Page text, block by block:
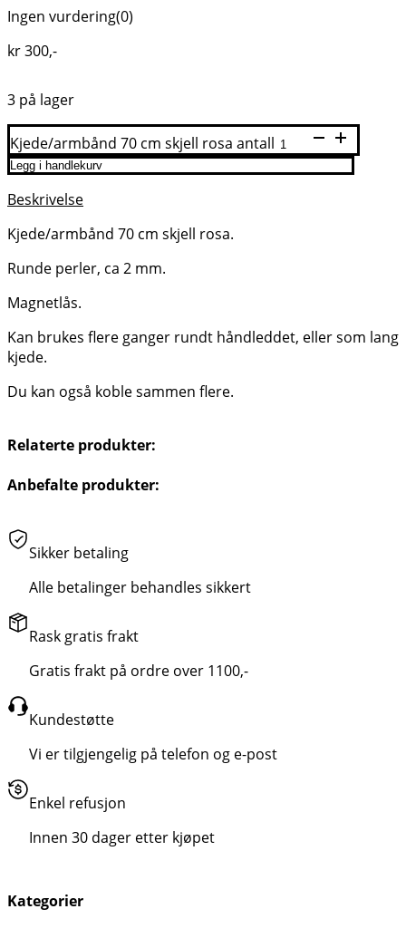
Ingen vurdering(0)
kr300,-
3 på lager
Kjede/armbånd 70 cm skjell rosa antall
Legg i handlekurv
Beskrivelse
Kjede/armbånd 70 cm skjell rosa.
Runde perler, ca 2 mm.
Magnetlås.
Kan brukes flere ganger rundt håndleddet, eller som lang
kjede.
Du kan også koble sammen flere.
Relaterte produkter:
Anbefalte produkter:
Sikker betaling
Alle betalinger behandles sikkert
Rask gratis frakt
Gratis frakt på ordre over 1100,-
Kundestøtte
Vi er tilgjengelig på telefon og e-post
Enkel refusjon
Innen 30 dager etter kjøpet
Kategorier